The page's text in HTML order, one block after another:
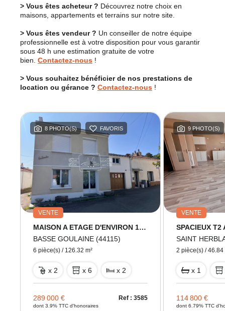
> Vous êtes acheteur ? Découvrez notre choix en
maisons, appartements et terrains sur notre site.
> Vous êtes vendeur ? Un conseiller de notre équipe
professionnelle est à votre disposition pour vous garantir
sous 48 h une estimation gratuite de votre
bien. Contactez-nous !
> Vous souhaitez bénéficier de nos prestations de
location ou gérance ? Contactez-nous !
8 PHOTO(S) FAVORIS
VENTE
MAISON A ETAGE D'ENVIRON 126m² - BASSE GOULAINE
BASSE GOULAINE (44115)
6 pièce(s) / 126.32 m²
x 2 x 6 x 2
289 000 €
dont 3.9% TTC d'honoraires
Ref : 3585
9 PHOTO(S)
VENTE
SAINT
2 pièce(s) / 46.84
x 1
114 800 €
dont 6.79% TTC